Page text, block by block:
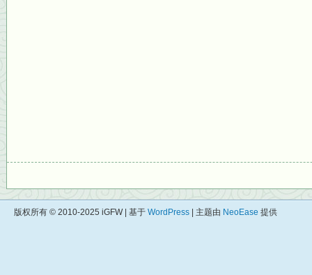
版权所有 © 2010-2025 iGFW | 基于 WordPress | 主题由 NeoEase 提供